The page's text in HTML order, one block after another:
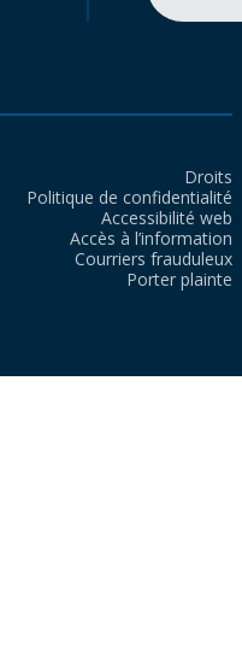
Droits
Politique de confidentialité
Accessibilité web
Accès à l’information
Courriers frauduleux
Porter plainte